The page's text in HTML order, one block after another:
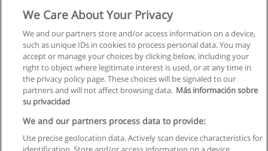
Règles d'utilisation
Confidentialité des données
We Care About Your Privacy
We and our partners store and/or access information on a device,
such as unique IDs in cookies to process personal data. You may
accept or manage your choices by clicking below, including your
right to object where legitimate interest is used, or at any time in
the privacy policy page. These choices will be signaled to our
partners and will not affect browsing data. Más información sobre
su privacidad
We and our partners process data to provide:
Use precise geolocation data. Actively scan device characteristics for